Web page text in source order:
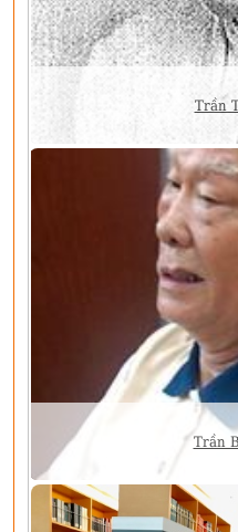
Trần
Trần